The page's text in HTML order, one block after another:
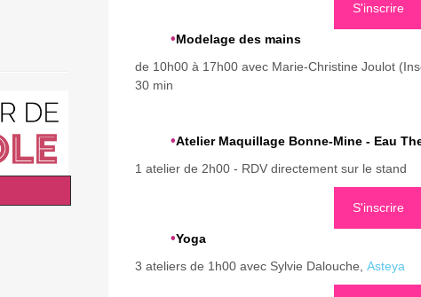
S'inscrire
•Modelage des mains
de 10h00 à 17h00 avec Marie-Christine Joulot
30 min
•Atelier Maquillage Bonne-Mine - Eau
1 atelier de 2h00 - RDV directement sur le stand
S'inscrire
•Yoga
3 ateliers de 1h00 avec Sylvie Dalouche, Asteya